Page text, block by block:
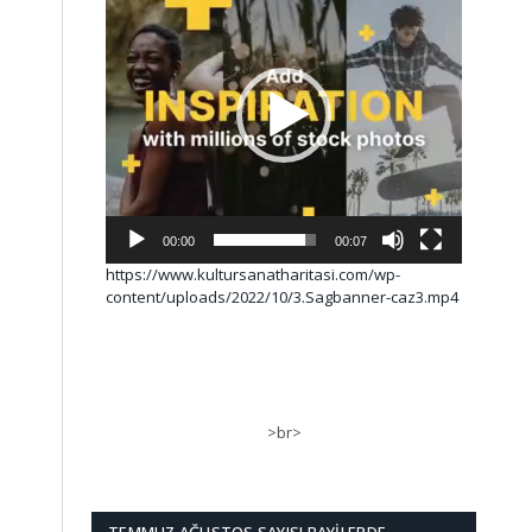
00:00 00:07
https://www.kultursanatharitasi.com/wp-
content/uploads/2022/10/3.Sagbanner-caz3.mp4
>br>